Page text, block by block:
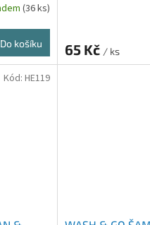
(36 ks)
Do košíku 65 Kč / ks
Kód: HE119